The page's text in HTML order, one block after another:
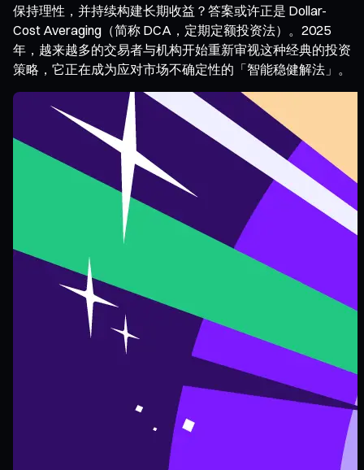
保持理性，并持续构建长期收益？答案或许正是 Dollar-
Cost Averaging（简称 DCA，定期定额投资法）。2025
年，越来越多的交易者与机构开始重新审视这种经典的投资
策略，它正在成为应对市场不确定性的「智能稳健解法」。